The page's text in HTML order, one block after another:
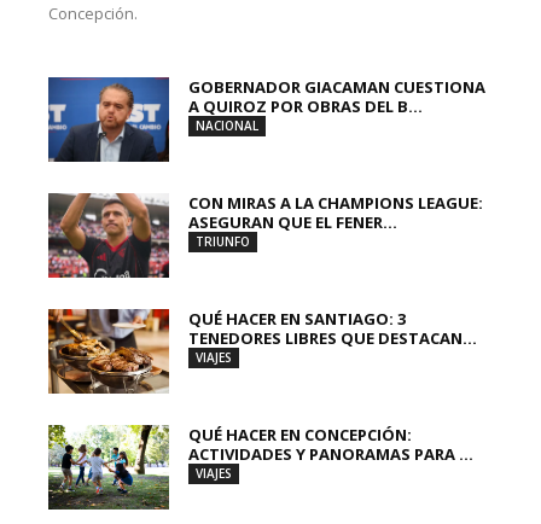
Concepción.
GOBERNADOR GIACAMAN CUESTIONA
A QUIROZ POR OBRAS DEL B...
NACIONAL
CON MIRAS A LA CHAMPIONS LEAGUE:
ASEGURAN QUE EL FENER...
TRIUNFO
QUÉ HACER EN SANTIAGO: 3
TENEDORES LIBRES QUE DESTACAN...
VIAJES
QUÉ HACER EN CONCEPCIÓN:
ACTIVIDADES Y PANORAMAS PARA ...
VIAJES